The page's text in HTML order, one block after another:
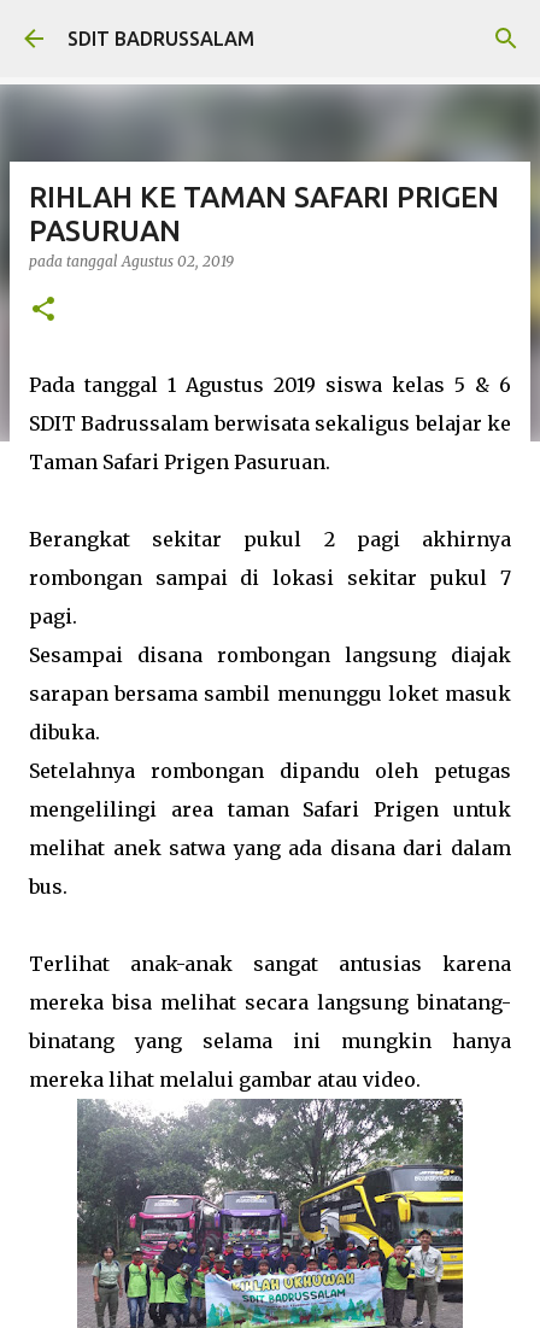
Langsung ke konten utama
SDIT BADRUSSALAM
RIHLAH KE TAMAN SAFARI PRIGEN
PASURUAN
pada tanggalAgustus 02, 2019
Pada tanggal 1 Agustus 2019 siswa kelas 5 & 6
SDIT Badrussalam berwisata sekaligus belajar ke
Taman Safari Prigen Pasuruan.
Berangkat sekitar pukul 2 pagi akhirnya
rombongan sampai di lokasi sekitar pukul 7
pagi.
Sesampai disana rombongan langsung diajak
sarapan bersama sambil menunggu loket masuk
dibuka.
Setelahnya rombongan dipandu oleh petugas
mengelilingi area taman Safari Prigen untuk
melihat anek satwa yang ada disana dari dalam
bus.
Terlihat anak-anak sangat antusias karena
mereka bisa melihat secara langsung binatang-
binatang yang selama ini mungkin hanya
mereka lihat melalui gambar atau video.